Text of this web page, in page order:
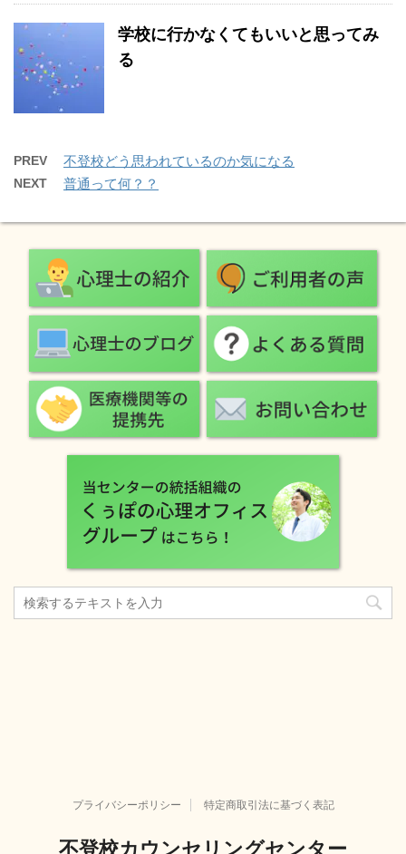
学校に行かなくてもいいと思ってみ
る
PREV 不登校どう思われているのか気になる
NEXT 普通って何？？
プライバシーポリシー 特定商取引法に基づく表記
不登校カウンセリングセンター